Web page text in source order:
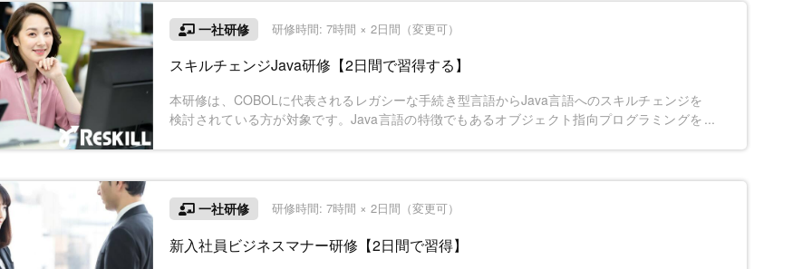
一社研修 研修時間: 7時間 × 2日間（変更可）
スキルチェンジJava研修【2日間で習得する】
本研修は、COBOLに代表されるレガシーな手続き型言語からJava言語へのスキルチェンジを
検討されている方が対象です。Java言語の特徴でもあるオブジェクト指向プログラミングを
高いプログラムを作成することができます。
一社研修 研修時間: 7時間 × 2日間（変更可）
新入社員ビジネスマナー研修【2日間で習得】